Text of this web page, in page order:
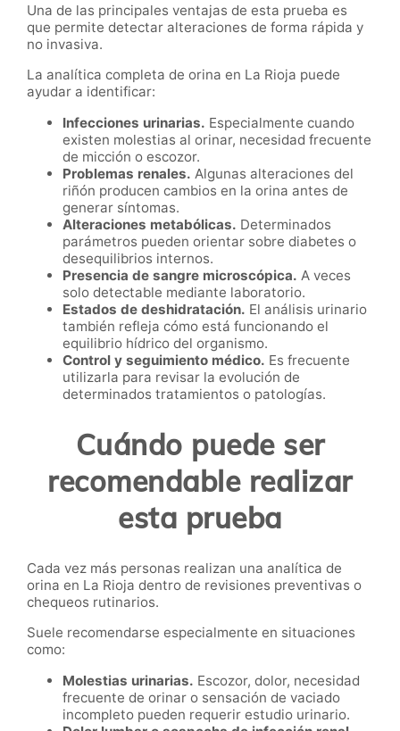
Una de las principales ventajas de esta prueba es
que permite detectar alteraciones de forma rápida y
no invasiva.
La analítica completa de orina en La Rioja puede
ayudar a identificar:
Infecciones urinarias. Especialmente cuando
existen molestias al orinar, necesidad frecuente
de micción o escozor.
Problemas renales. Algunas alteraciones del
riñón producen cambios en la orina antes de
generar síntomas.
Alteraciones metabólicas. Determinados
parámetros pueden orientar sobre diabetes o
desequilibrios internos.
Presencia de sangre microscópica. A veces
solo detectable mediante laboratorio.
Estados de deshidratación. El análisis urinario
también refleja cómo está funcionando el
equilibrio hídrico del organismo.
Control y seguimiento médico. Es frecuente
utilizarla para revisar la evolución de
determinados tratamientos o patologías.
Cuándo puede ser
recomendable realizar
esta prueba
Cada vez más personas realizan una analítica de
orina en La Rioja dentro de revisiones preventivas o
chequeos rutinarios.
Suele recomendarse especialmente en situaciones
como:
Molestias urinarias. Escozor, dolor, necesidad
frecuente de orinar o sensación de vaciado
incompleto pueden requerir estudio urinario.